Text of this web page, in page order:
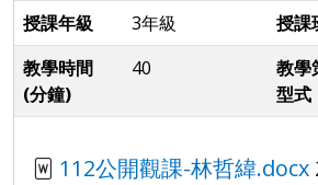
授課年級
3年級 授課
教學時間
(分鐘)
40
教學
型式
112公開觀課-林哲緯.docx